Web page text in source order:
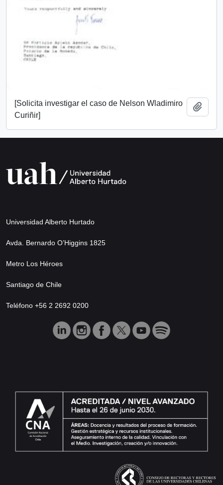
[Solicita investigar el caso de Nelson Wladimiro
Curiñir]
Universidad Alberto Hurtado
Avda. Bernardo O’Higgins 1825
Metro Los Héroes
Santiago de Chile
Teléfono +56 2 2692 0200